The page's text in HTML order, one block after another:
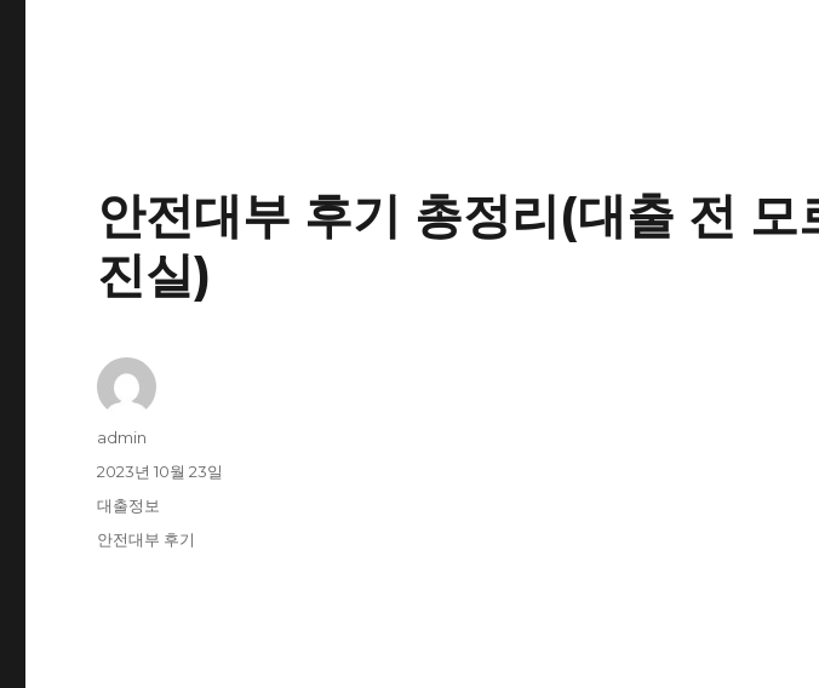
안전대부 후기 총정리(대출 전 모
진실)
글
admin
작
성
자
2023년 10월 23일
카
테
대출정보
태
안전대부 후기